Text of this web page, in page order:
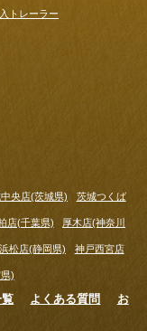
トレーラー
央店(茨城県) 茨城つくば
店(千葉県) 厚木店(神奈川
浜松店(静岡県) 神戸西宮店
)
よくある質問
お